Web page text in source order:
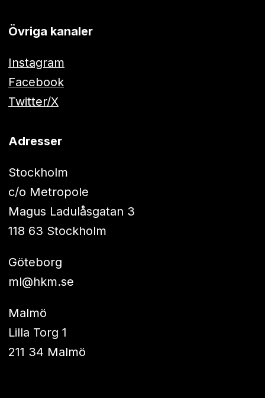
Övriga kanaler
Instagram
Facebook
Twitter/X
Adresser
Stockholm
c/o Metropole
Magus Ladulåsgatan 3
118 63 Stockholm
Göteborg
ml@hkm.se
Malmö
Lilla Torg 1
211 34 Malmö